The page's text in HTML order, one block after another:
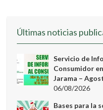
Últimas noticias
Servicio de
Consumidor
Jarama –
06/08/2026
Bases para la